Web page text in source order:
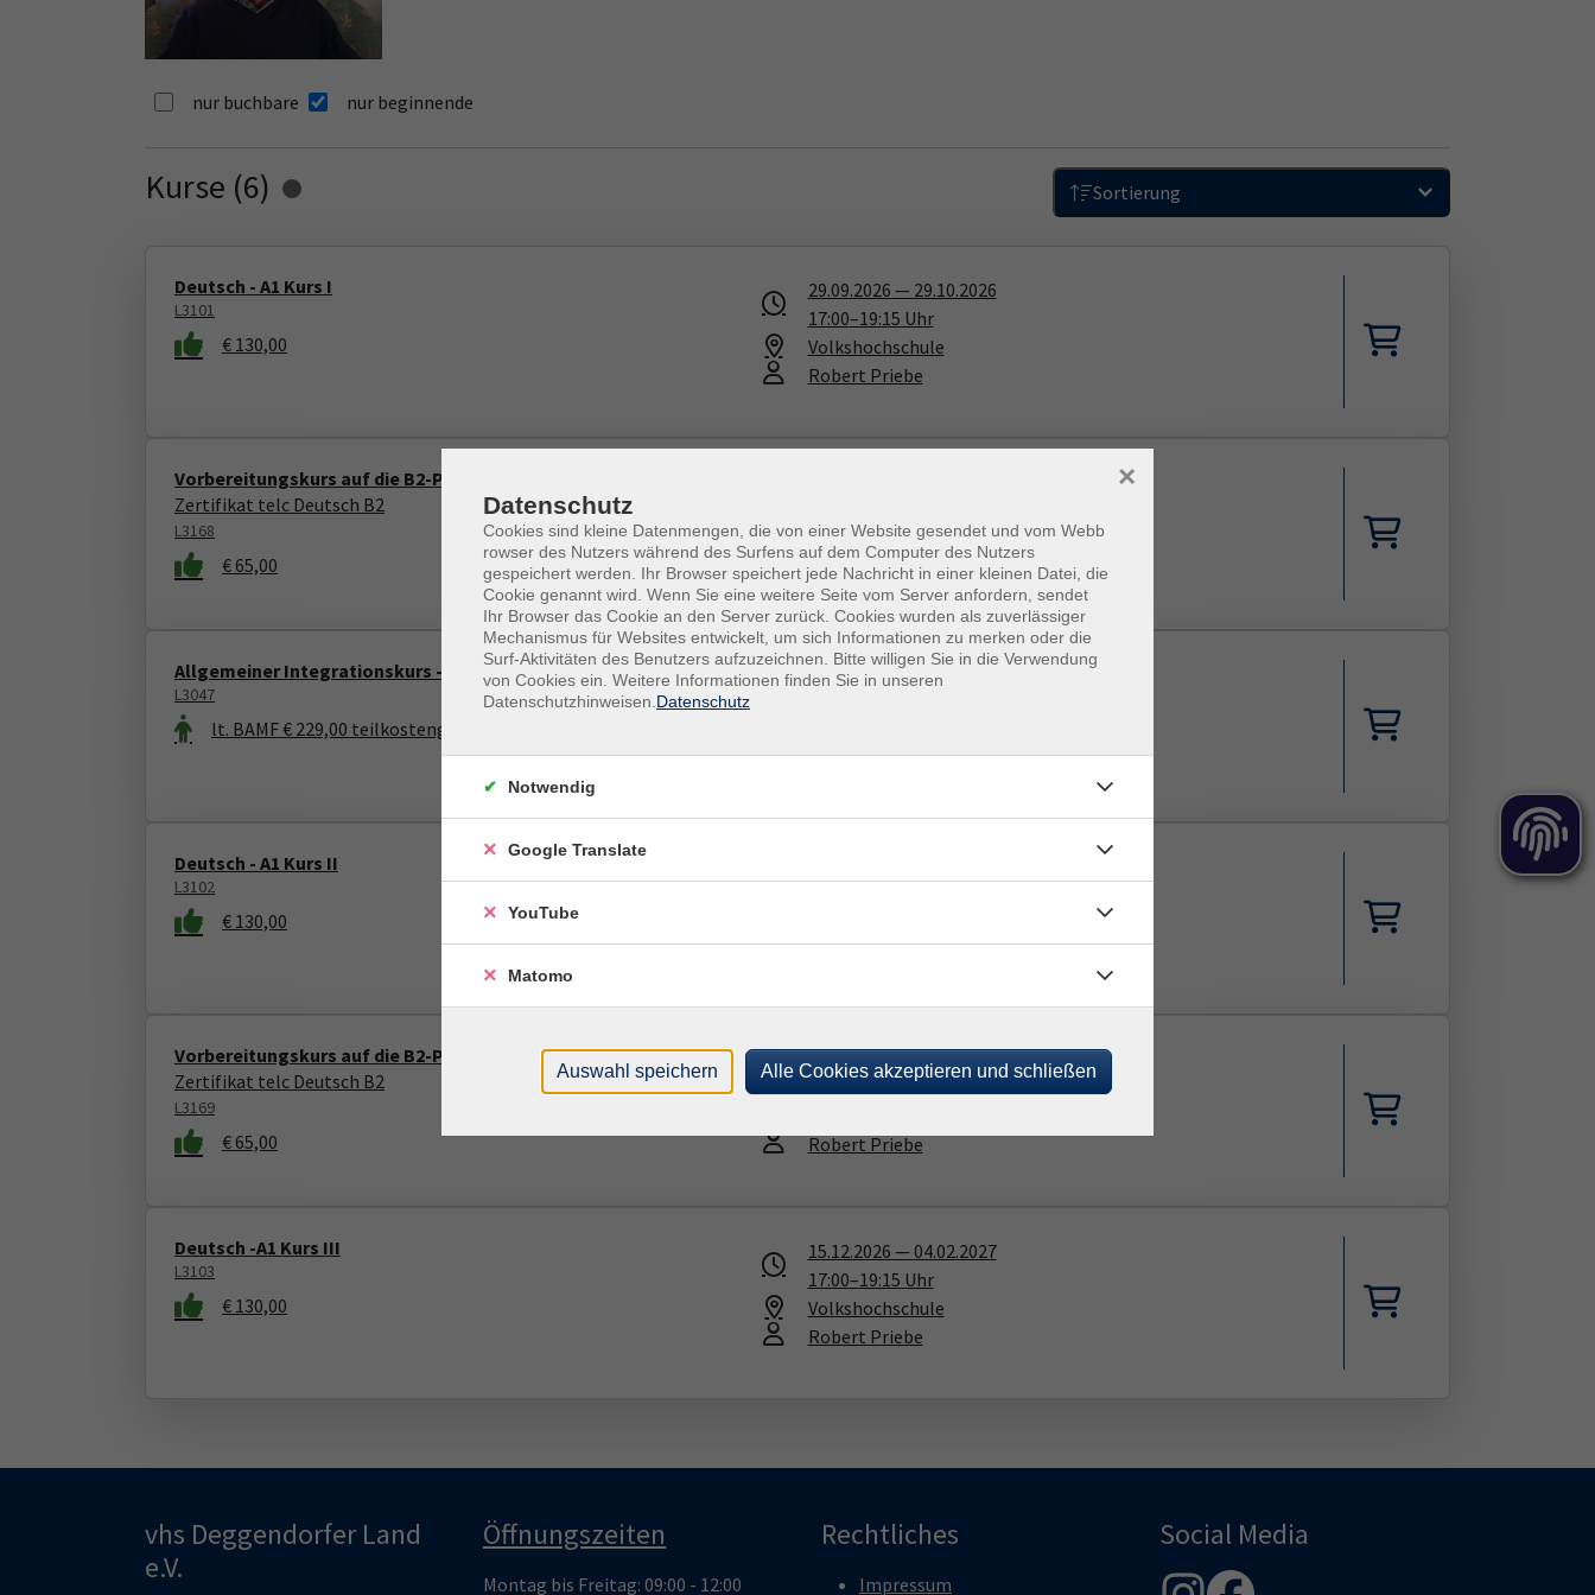
nur buchbare nur beginnende
Kurse (6) Loading... Sortierung
Deutsch - A1 Kurs I
L3101
€ 130,00
29.09.2026 — 29.10.2026
17:00–19:15 Uhr
Volkshochschule
Robert Priebe
Vorbereitungskurs auf die B2-Prüfung
Zertifikat telc Deutsch B2
L3168
€ 65,00
Volkshochschule
Robert Priebe
Allgemeiner Integrationskurs -Orientierungskurs
L3047
lt. BAMF € 229,00 teilkostengefördert; SZ € 458,00
12.10.2026—13.11.2026
Robert Priebe​,Nina Schmidt
Deutsch - A1 Kurs II
L3102
€ 130,00
Robert Priebe
Vorbereitungskurs auf die B2-Prüfung
Zertifikat telc Deutsch B2
L3169
€ 65,00
05.12.2026—23.01.2027
Uhr
Robert Priebe
Deutsch -A1 Kurs III
L3103
€ 130,00
15.12.2026 — 04.02.2027
17:00–19:15 Uhr
Volkshochschule
Robert Priebe
vhs Deggendorfer Land
e.V.
Öffnungszeiten
Montag bis Freitag: 09:00 - 12:00
Rechtliches
Impressum
Social Media
Datenschutz
Cookies sind kleine Datenmengen, die von einer Website gesendet und vom Webb
rowser des Nutzers während des Surfens auf dem Computer des Nutzers
gespeichert werden. Ihr Browser speichert jede Nachricht in einer kleinen Datei, die
Cookie genannt wird. Wenn Sie eine weitere Seite vom Server anfordern, sendet
Ihr Browser das Cookie an den Server zurück. Cookies wurden als zuverlässiger
Mechanismus für Websites entwickelt, um sich Informationen zu merken oder die
Surf-Aktivitäten des Benutzers aufzuzeichnen. Bitte willigen Sie in die Verwendung
von Cookies ein. Weitere Informationen finden Sie in unseren
Datenschutzhinweisen. Datenschutz
×
Notwendig
Google Translate
YouTube
Matomo
Auswahl speichern Alle Cookies akzeptieren und schließen